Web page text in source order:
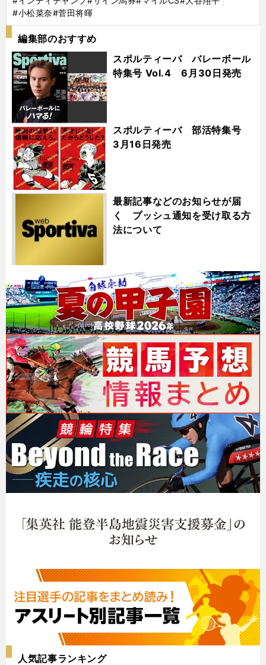
#小松菜奈#菅田将暉
編集部のおすすめ
スポルティーバ バレーボール
特集号 Vol.4 6月30日発売
スポルティーバ 部活特集号
3月16日発売
最新記事などのお知らせが届
く プッシュ通知を受け取る方
法について
人気記事ランキング